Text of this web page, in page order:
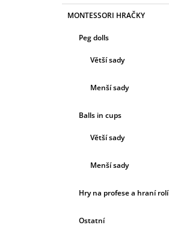
kategorie
KMONTESSORI HRAČKY
Peg dolls
Větší sady
Menší sady
Balls in cups
Větší sady
Menší sady
Hry na profese a hraní rolí
Ostatní